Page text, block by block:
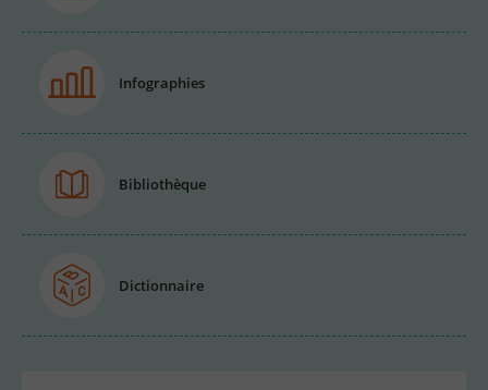
Infographies
Bibliothèque
Dictionnaire